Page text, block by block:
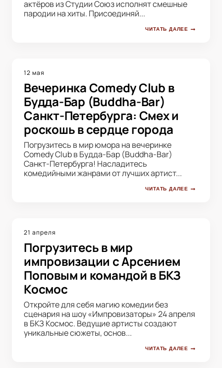
актёров из Студии Союз исполнят смешные
пародии на хиты. Присоединяй...
ЧИТАТЬ ДАЛЕЕ
12 мая
Вечеринка Comedy Club в
Будда-Бар (Buddha-Bar)
Санкт-Петербурга: Смех и
роскошь в сердце города
Погрузитесь в мир юмора на вечеринке
Comedy Club в Будда-Бар (Buddha-Bar)
Санкт-Петербурга! Насладитесь
комедийными жанрами от лучших артист...
ЧИТАТЬ ДАЛЕЕ
21 апреля
Погрузитесь в мир
импровизации с Арсением
Поповым и командой в БКЗ
Космос
Откройте для себя магию комедии без
сценария на шоу «Импровизаторы» 24 апреля
в БКЗ Космос. Ведущие артисты создают
уникальные сюжеты, основ...
ЧИТАТЬ ДАЛЕЕ